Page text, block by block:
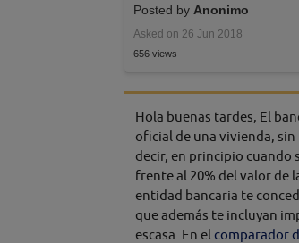
Posted by Anonimo
Asked on 26 Jun 2018
656 views
Hola buenas tardes, El
oficial de una vivienda, sin
decir, en principio cuando
frente al 20% del valor de
entidad bancaria te
que además te incluyan
escasa. En el comparador